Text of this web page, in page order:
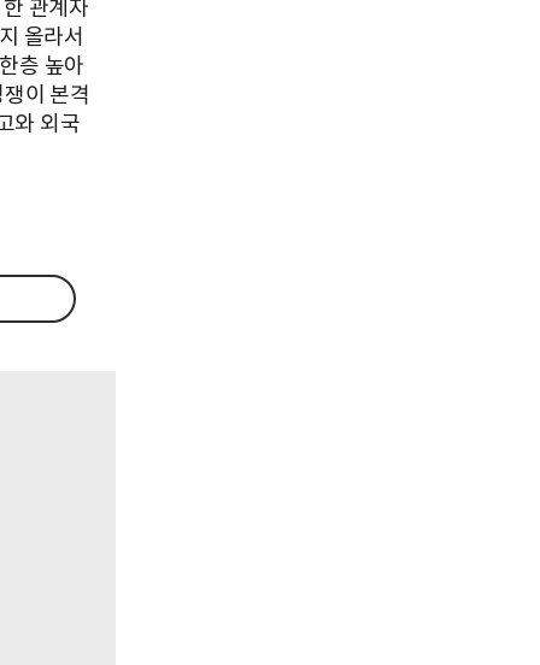
관계자
올라서
층 높아
이 본격
와 외국